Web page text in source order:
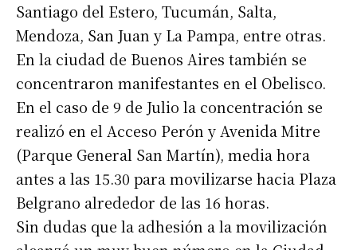
Santiago del Estero, Tucumán, Salta,
Mendoza, San Juan y La Pampa, entre otras.
En la ciudad de Buenos Aires también se
concentraron manifestantes en el Obelisco.
En el caso de 9 de Julio la concentración se
realizó en el Acceso Perón y Avenida Mitre
(Parque General San Martín), media hora
antes a las 15.30 para movilizarse hacia Plaza
Belgrano alrededor de las 16 horas.
Sin dudas que la adhesión a la movilización